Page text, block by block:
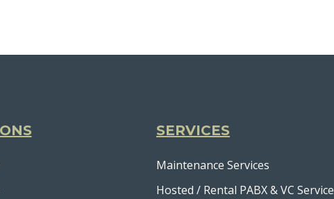
SERVICES
Maintenance Services
Hosted / Rental PABX & VC Service